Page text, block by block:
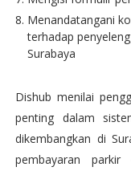
Menandatangani
terhadap
Surabaya
Dishub menilai
penting dalam
dikembangkan di
pembayaran